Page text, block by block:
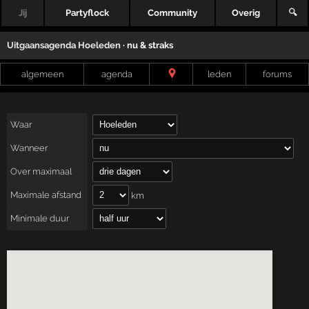
Jij Partyflock Community Overig 🔍
Uitgaansagenda Hoeleden · nu & straks
algemeen agenda leden forums
Waar
Wanneer
Over maximaal
Maximale afstand km
Minimale duur